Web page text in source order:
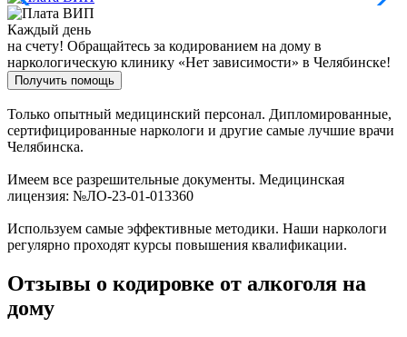
Каждый день
на счету! Обращайтесь за кодированием на дому в
наркологическую клинику «Нет зависимости» в Челябинске!
Получить помощь
Только опытный медицинский персонал. Дипломированные,
сертифицированные наркологи и другие самые лучшие врачи
Челябинска.
Имеем все разрешительные документы. Медицинская
лицензия: №ЛО-23-01-013360
Используем самые эффективные методики. Наши наркологи
регулярно проходят курсы повышения квалификации.
Отзывы о кодировке от алкоголя на
дому